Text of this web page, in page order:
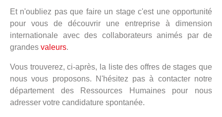
Et n'oubliez pas que faire un stage c'est une opportunité
pour vous de découvrir une entreprise à dimension
internationale avec des collaborateurs animés par de
grandes valeurs.
Vous trouverez, ci-après, la liste des offres de stages que
nous vous proposons. N'hésitez pas à contacter notre
département des Ressources Humaines pour nous
adresser votre candidature spontanée.